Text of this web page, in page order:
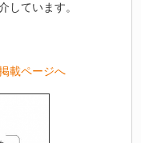
しています。
載ページへ